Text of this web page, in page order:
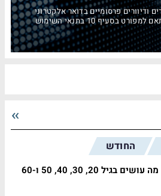
ודיוורים פרסומיים בדואר אלקטרוני
בסעיף 10 בתנאי השימוש
החודש
20, 30, 40, 50 ו-60